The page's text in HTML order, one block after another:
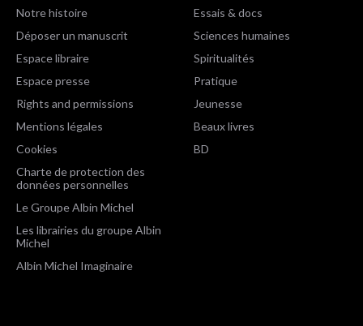
Notre histoire
Déposer un manuscrit
Espace libraire
Espace presse
Rights and permissions
Mentions légales
Cookies
Charte de protection des
données personnelles
Le Groupe Albin Michel
Les librairies du groupe Albin
Michel
Albin Michel Imaginaire
Essais & docs
Sciences humaines
Spiritualités
Pratique
Jeunesse
Beaux livres
BD